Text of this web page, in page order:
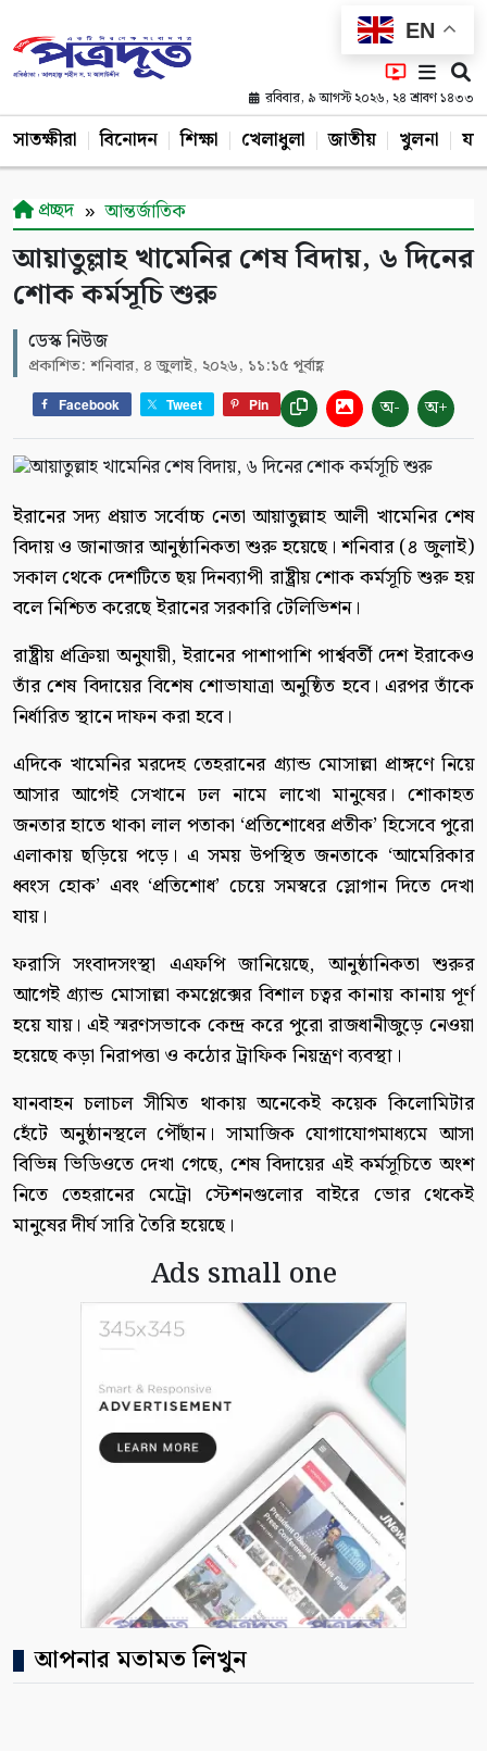
EN
রবিবার, ৯ আগস্ট ২০২৬, ২৪ শ্রাবণ ১৪৩৩
সাতক্ষীরা বিনোদন শিক্ষা খেলাধুলা জাতীয় খুলনা
প্রচ্ছদ আন্তর্জাতিক
আয়াতুল্লাহ খামেনির শেষ বিদায়, ৬ দিনের
শোক কর্মসূচি শুরু
ডেস্ক নিউজ
প্রকাশিত: শনিবার, ৪ জুলাই, ২০২৬, ১১:১৫ পূর্বাহ্ণ
Facebook Tweet Pin অ- অ+
ইরানের সদ্য প্রয়াত সর্বোচ্চ নেতা আয়াতুল্লাহ আলী খামেনির শেষ
বিদায় ও জানাজার আনুষ্ঠানিকতা শুরু হয়েছে। শনিবার (৪ জুলাই)
সকাল থেকে দেশটিতে ছয় দিনব্যাপী রাষ্ট্রীয় শোক কর্মসূচি শুরু হয়
বলে নিশ্চিত করেছে ইরানের সরকারি টেলিভিশন।
রাষ্ট্রীয় প্রক্রিয়া অনুযায়ী, ইরানের পাশাপাশি পার্শ্ববর্তী দেশ ইরাকেও
তাঁর শেষ বিদায়ের বিশেষ শোভাযাত্রা অনুষ্ঠিত হবে। এরপর তাঁকে
নির্ধারিত স্থানে দাফন করা হবে।
এদিকে খামেনির মরদেহ তেহরানের গ্র্যান্ড মোসাল্লা প্রাঙ্গণে নিয়ে
আসার আগেই সেখানে ঢল নামে লাখো মানুষের। শোকাহত
জনতার হাতে থাকা লাল পতাকা ‘প্রতিশোধের প্রতীক’ হিসেবে পুরো
এলাকায় ছড়িয়ে পড়ে। এ সময় উপস্থিত জনতাকে ‘আমেরিকার
ধ্বংস হোক’ এবং ‘প্রতিশোধ’ চেয়ে সমস্বরে স্লোগান দিতে দেখা
যায়।
ফরাসি সংবাদসংস্থা এএফপি জানিয়েছে, আনুষ্ঠানিকতা শুরুর
আগেই গ্র্যান্ড মোসাল্লা কমপ্লেক্সের বিশাল চত্বর কানায় কানায় পূর্ণ
হয়ে যায়। এই স্মরণসভাকে কেন্দ্র করে পুরো রাজধানীজুড়ে নেওয়া
হয়েছে কড়া নিরাপত্তা ও কঠোর ট্রাফিক নিয়ন্ত্রণ ব্যবস্থা।
যানবাহন চলাচল সীমিত থাকায় অনেকেই কয়েক কিলোমিটার
হেঁটে অনুষ্ঠানস্থলে পৌঁছান। সামাজিক যোগাযোগমাধ্যমে আসা
বিভিন্ন ভিডিওতে দেখা গেছে, শেষ বিদায়ের এই কর্মসূচিতে অংশ
নিতে তেহরানের মেট্রো স্টেশনগুলোর বাইরে ভোর থেকেই
মানুষের দীর্ঘ সারি তৈরি হয়েছে।
Ads small one
আপনার মতামত লিখুন